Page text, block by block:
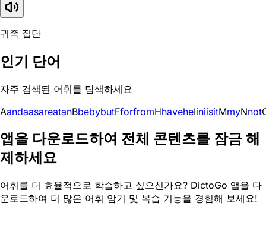
귀족 집단
인기 단어
자주 검색된 어휘를 탐색하세요
AandaasareatanBbebybutFforfromHhaveheIiniisitMmyNnot
앱을 다운로드하여 전체 콘텐츠를 잠금 해
제하세요
어휘를 더 효율적으로 학습하고 싶으신가요? DictoGo 앱을 다
운로드하여 더 많은 어휘 암기 및 복습 기능을 경험해 보세요!